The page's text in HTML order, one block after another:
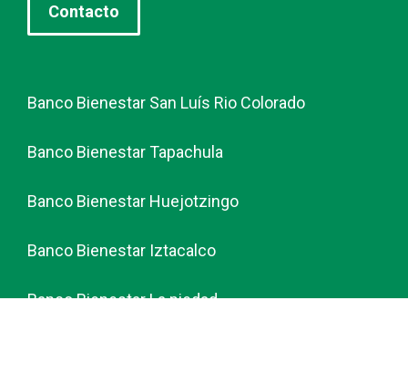
Contacto
Banco Bienestar San Luís Rio Colorado
Banco Bienestar Tapachula
Banco Bienestar Huejotzingo
Banco Bienestar Iztacalco
Banco Bienestar La piedad